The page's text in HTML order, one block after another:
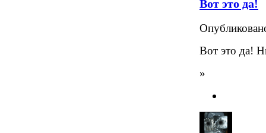
Вот это да!
Вот это да!
»